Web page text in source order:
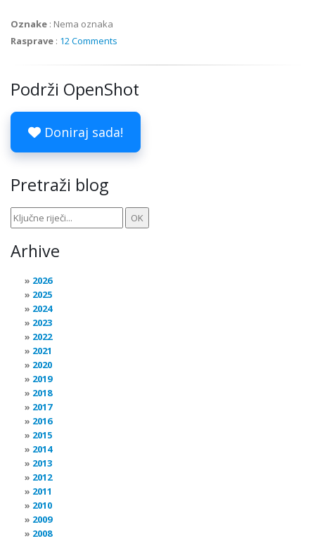
Oznake : Nema oznaka
Rasprave : 12 Comments
Podrži OpenShot
Doniraj sada!
Pretraži blog
Arhive
2026
2025
2024
2023
2022
2021
2020
2019
2018
2017
2016
2015
2014
2013
2012
2011
2010
2009
2008